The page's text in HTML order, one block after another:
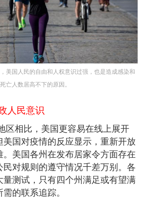
美国人民的自由和人权意识过强，也是造成感染和
死亡人数居高不下的原因。
人民意识
区相比，美国更容易在线上展开
国对疫情的反应显示，重新开放
。美国各州在发布居家令方面存在
对规则的遵守情况千差万别。各
测试，只有四个州满足或有望满
的联系追踪。